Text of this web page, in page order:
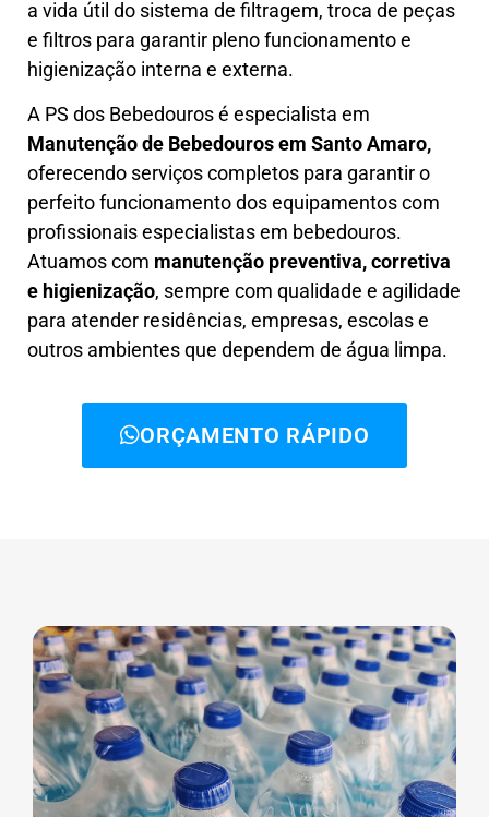
a vida útil do sistema de filtragem, troca de peças
e filtros para garantir pleno funcionamento e
higienização interna e externa.
A PS dos Bebedouros é especialista em
Manutenção de Bebedouros em Santo Amaro,
oferecendo serviços completos para garantir o
perfeito funcionamento dos equipamentos com
profissionais especialistas em bebedouros.
Atuamos com manutenção preventiva, corretiva
e higienização, sempre com qualidade e agilidade
para atender residências, empresas, escolas e
outros ambientes que dependem de água limpa.
ORÇAMENTO RÁPIDO